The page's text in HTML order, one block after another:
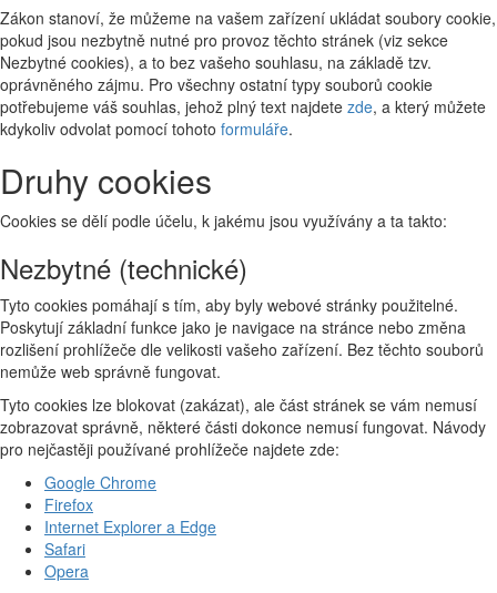
Zákon stanoví, že můžeme na vašem zařízení ukládat soubory cookie,
pokud jsou nezbytně nutné pro provoz těchto stránek (viz sekce
Nezbytné cookies), a to bez vašeho souhlasu, na základě tzv.
oprávněného zájmu. Pro všechny ostatní typy souborů cookie
potřebujeme váš souhlas, jehož plný text najdete zde, a který můžete
kdykoliv odvolat pomocí tohoto formuláře.
Druhy cookies
Cookies se dělí podle účelu, k jakému jsou využívány a ta takto:
Nezbytné (technické)
Tyto cookies pomáhají s tím, aby byly webové stránky použitelné.
Poskytují základní funkce jako je navigace na stránce nebo změna
rozlišení prohlížeče dle velikosti vašeho zařízení. Bez těchto souborů
nemůže web správně fungovat.
Tyto cookies lze blokovat (zakázat), ale část stránek se vám nemusí
zobrazovat správně, některé části dokonce nemusí fungovat. Návody
pro nejčastěji používané prohlížeče najdete zde:
Google Chrome
Firefox
Internet Explorer a Edge
Safari
Opera